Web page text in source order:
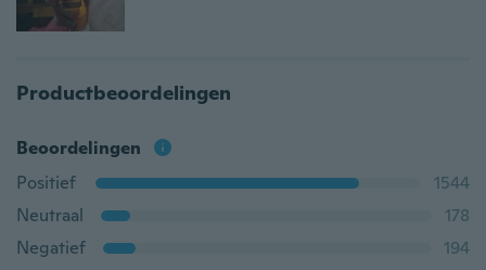
Productbeoordelingen
Beoordelingen
Positief
1544
Neutraal
178
Negatief
194